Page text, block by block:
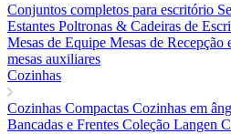
Conjuntos completos para escritório
Estantes Poltronas & Cadeiras de
Mesas de Equipe Mesas de Recepção
mesas auxiliares
Cozinhas
Cozinhas Compactas Cozinhas em
Bancadas e Frentes Coleção Langen